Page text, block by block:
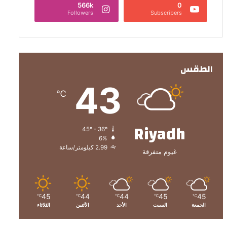
0
Subscribers
566k
Followers
الطقس
Riyadh
غيوم متفرقة
43
℃
6%
2.99 كيلومتر/ساعة
45
℃
الجمعة
45
℃
السبت
44
℃
الأحد
44
℃
الأثنين
45
℃
الثلاثاء